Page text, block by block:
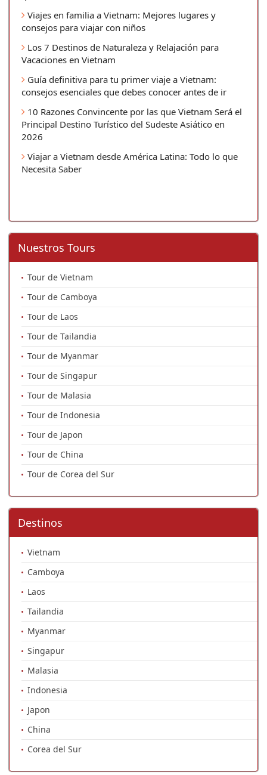
Viajes en familia a Vietnam: Mejores lugares y
consejos para viajar con niños
Los 7 Destinos de Naturaleza y Relajación para
Vacaciones en Vietnam
Guía definitiva para tu primer viaje a Vietnam:
consejos esenciales que debes conocer antes de ir
10 Razones Convincente por las que Vietnam Será el
Principal Destino Turístico del Sudeste Asiático en
2026
Viajar a Vietnam desde América Latina: Todo lo que
Necesita Saber
Nuestros Tours
Tour de Vietnam
Tour de Camboya
Tour de Laos
Tour de Tailandia
Tour de Myanmar
Tour de Singapur
Tour de Malasia
Tour de Indonesia
Tour de Japon
Tour de China
Tour de Corea del Sur
Destinos
Vietnam
Camboya
Laos
Tailandia
Myanmar
Singapur
Malasia
Indonesia
Japon
China
Corea del Sur